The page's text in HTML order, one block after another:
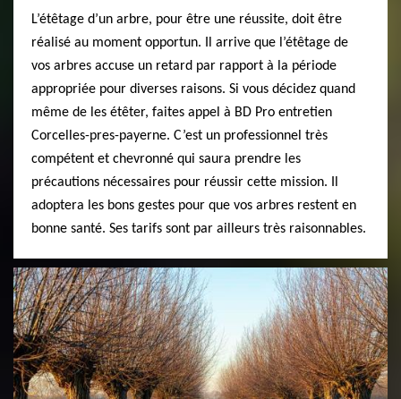
L’étêtage d’un arbre, pour être une réussite, doit être
réalisé au moment opportun. Il arrive que l’étêtage de
vos arbres accuse un retard par rapport à la période
appropriée pour diverses raisons. Si vous décidez quand
même de les étêter, faites appel à BD Pro entretien
Corcelles-pres-payerne. C’est un professionnel très
compétent et chevronné qui saura prendre les
précautions nécessaires pour réussir cette mission. Il
adoptera les bons gestes pour que vos arbres restent en
bonne santé. Ses tarifs sont par ailleurs très raisonnables.